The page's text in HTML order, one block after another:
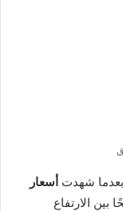
بعدما شهدت أسعار
بين الارتفاع